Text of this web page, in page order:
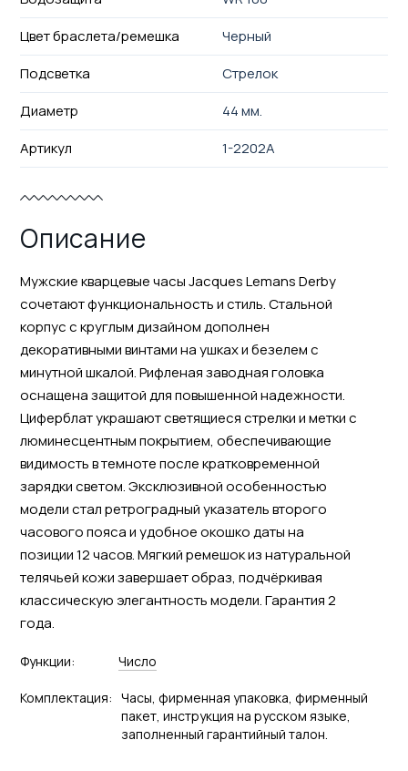
Цвет браслета/ремешка
Черный
Подсветка
Стрелок
Диаметр
44 мм.
Артикул
1-2202A
Описание
Мужские кварцевые часы Jacques Lemans Derby
сочетают функциональность и стиль. Стальной
корпус с круглым дизайном дополнен
декоративными винтами на ушках и безелем с
минутной шкалой. Рифленая заводная головка
оснащена защитой для повышенной надежности.
Циферблат украшают светящиеся стрелки и метки с
люминесцентным покрытием, обеспечивающие
видимость в темноте после кратковременной
зарядки светом. Эксклюзивной особенностью
модели стал ретроградный указатель второго
часового пояса и удобное окошко даты на
позиции 12 часов. Мягкий ремешок из натуральной
телячьей кожи завершает образ, подчёркивая
классическую элегантность модели. Гарантия 2
года.
Функции: Число
Комплектация: Часы, фирменная упаковка, фирменный
пакет, инструкция на русском языке,
заполненный гарантийный талон.